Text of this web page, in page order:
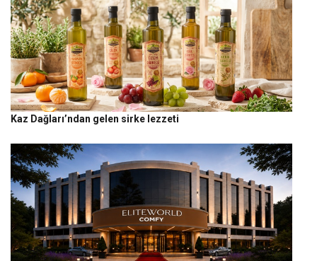
Kaz Dağları’ndan gelen sirke lezzeti